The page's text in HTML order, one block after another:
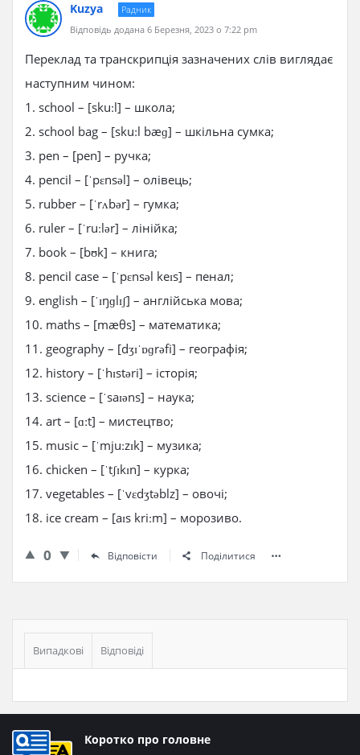
Kuzya
Радник
Відповідь додана 6 Березня, 2023 о 7:22 pm
Переклад та транскрипція зазначених слів виглядає
наступним чином:
1. school – [skuːl] – школа;
2. school bag – [skuːl bæɡ] – шкільна сумка;
3. pen – [pen] – ручка;
4. pencil – [ˈpɛnsəl] – олівець;
5. rubber – [ˈrʌbər] – гумка;
6. ruler – [ˈruːlər] – лінійка;
7. book – [bʊk] – книга;
8. pencil case – [ˈpɛnsəl keɪs] – пенал;
9. english – [ˈɪŋɡlɪʃ] – англійська мова;
10. maths – [mæθs] – математика;
11. geography – [dʒɪˈɒɡrəfi] – географія;
12. history – [ˈhɪstəri] – історія;
13. science – [ˈsaɪəns] – наука;
14. art – [ɑːt] – мистецтво;
15. music – [ˈmjuːzɪk] – музика;
16. chicken – [ˈtʃɪkɪn] – курка;
17. vegetables – [ˈvɛdʒtəblz] – овочі;
18. ice cream – [aɪs kriːm] – морозиво.
0 Відповісти Поділитися
Бічна
панель
Випадкові Відповіді
Нижній
Коротко про головне